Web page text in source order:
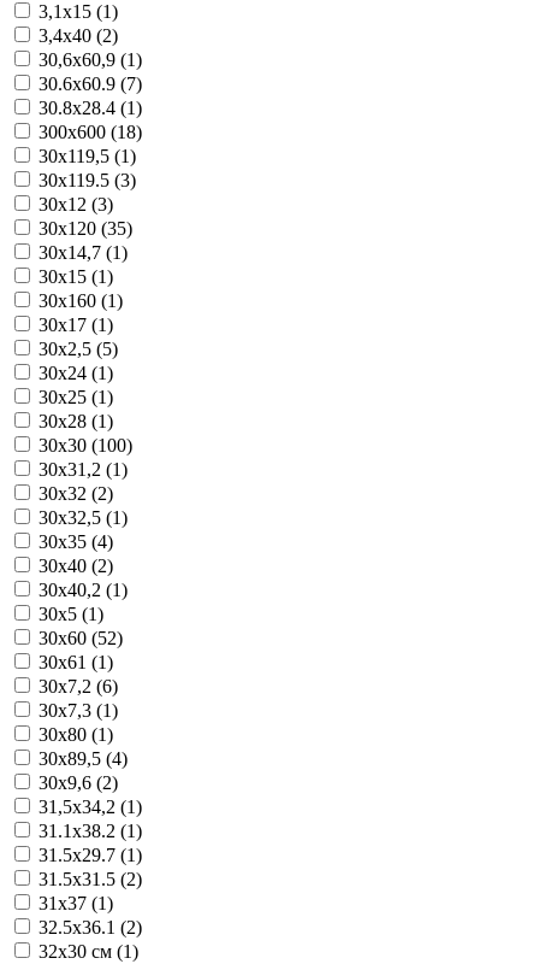
3,1x15 (1)
3,4x40 (2)
30,6x60,9 (1)
30.6x60.9 (7)
30.8x28.4 (1)
300x600 (18)
30x119,5 (1)
30x119.5 (3)
30x12 (3)
30x120 (35)
30x14,7 (1)
30x15 (1)
30x160 (1)
30x17 (1)
30x2,5 (5)
30x24 (1)
30x25 (1)
30x28 (1)
30x30 (100)
30x31,2 (1)
30x32 (2)
30x32,5 (1)
30x35 (4)
30x40 (2)
30x40,2 (1)
30x5 (1)
30x60 (52)
30x61 (1)
30x7,2 (6)
30x7,3 (1)
30x80 (1)
30x89,5 (4)
30x9,6 (2)
31,5x34,2 (1)
31.1x38.2 (1)
31.5x29.7 (1)
31.5x31.5 (2)
31x37 (1)
32.5x36.1 (2)
32x30 см (1)